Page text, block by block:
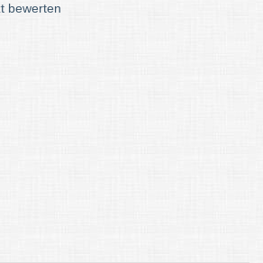
bewerten